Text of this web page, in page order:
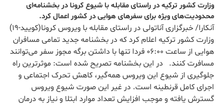
وزارت کشور ترکیه در راستای مقابله با شیوع کرونا در بخشنامه‌ای
محدودیت‌های ویژه برای سفرهای هوایی در کشور اعمال کرد.
آنکارا/ خبرگزاری آناتولی در راستای مقابله با ویروس کرونا(کویید-19)
وزارت کشور ترکیه اعلام کرد که در بخشنامه جدید تمامی مسافران
هوایی از ساعت 06:00 فردا تنها با داشتن برگه مجوز سفر می‌توانند
مسافرت کنند. در این بخشنامه تصریح شده است: موثرترین راه
جلوگیری از شیوع این ویروس همه‌گیر، کاهش تحرک اجتماعی و
اجرای کامل قرنطینه است. در غیر این صورت شیوع ویروس
گسترش یافته و موجب افزایش تعداد موارد ابتلا و نیاز به درمان